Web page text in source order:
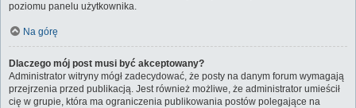
poziomu panelu użytkownika.
Na górę
Dlaczego mój post musi być akceptowany?
Administrator witryny mógł zadecydować, że posty na danym forum wymagają
przejrzenia przed publikacją. Jest również możliwe, że administrator umieścił
cię w grupie, która ma ograniczenia publikowania postów polegające na